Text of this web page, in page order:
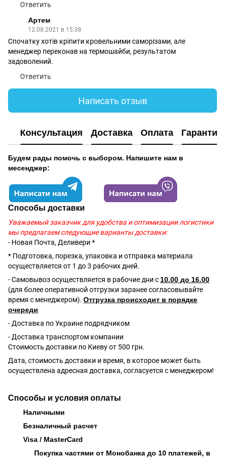
Ответить
Артем
12.08.2021 в 15:38
Спочатку хотів кріпити кровельними саморізами, але
менеджер переконав на термошайби, результатом
задоволений.
Ответить
Написать отзыв
Консультация Доставка Оплата Гарантия
Будем рады помочь с выбором. Напишите нам в
месенджер:
Способы доставки
Уважаемый заказчик для удобства и оптимизации логистики
мы предлагаем следующие варианты доставки:
- Новая Почта, Деливери *
* Подготовка, порезка, упаковка и отправка материала
осуществляется от 1 до 3 рабочих дней.
- Самовывоз осуществляется в рабочие дни с 10.00 до 16.00
(для более оперативной отгрузки заранее согласовывайте
время с менеджером). Отгрузка происходит в порядке
очереди
- Доставка по Украине подрядчиком
- Доставка транспортом компании
Стоимость доставки по Киеву от 500 грн.
Дата, стоимость доставки и время, в которое может быть
осуществлена адресная доставка, согласуется с менеджером!
Способы и условия оплаты
Наличными
Безналичный расчет
Visa / MasterCard
Покупка частями от Монобанка до 10 платежей, в